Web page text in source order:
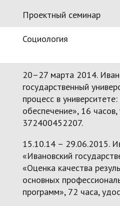
Проектный семинар
Социология
20–27 марта 2014.
государственный
процесс в
обеспечение», 16
372400452207.
15.10.14 – 29.06.2015.
«Ивановский
«Оценка качества
основных
программ», 72 часа,